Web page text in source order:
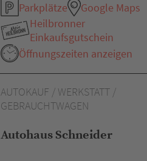
Parkplätze
Google Maps
Heilbronner
Einkaufsgutschein
Öffnungszeiten anzeigen
AUTOKAUF / WERKSTATT /
GEBRAUCHTWAGEN
Autohaus Schneider